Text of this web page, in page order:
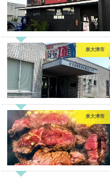
泉大津市
泉大津市